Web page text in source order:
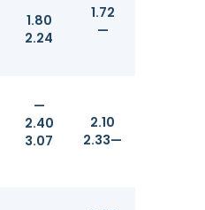
1.80
2.24
1.72
—
—
2.40
3.07
2.10
2.33—